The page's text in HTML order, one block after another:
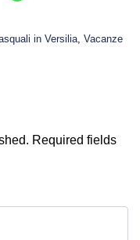
in Versilia, Vacanze
Required fields